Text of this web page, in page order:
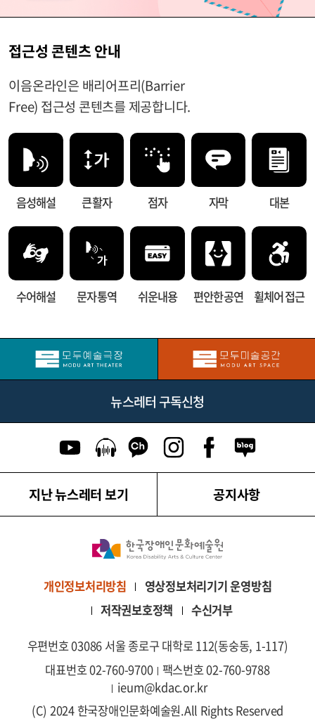
접근성 콘텐츠 안내
이음온라인은 배리어프리(Barrier
Free) 접근성 콘텐츠를 제공합니다.
음성해설 큰 활자 점자 자막 대본
수어해설 문자 통역 쉬운내용 편안한 공연 휠체어 접근
뉴스레터 구독신청
지난 뉴스레터 보기
카카오톡 채널 이동
유튜브 이동팟캐스트 이동 네이버블로
페이스북 이동
인스타그램 이동
공지사항
개인정보처리방침
영상정보처리기기 운영방침
저작권보호정책
수신거부
우편번호 03086 서울 종로구 대학로 112(동숭동, 1-117)
대표번호 02-760-9700 팩스번호 02-760-9788
ieum@kdac.or.kr
(C) 2024 한국장애인문화예술원.All Rights Reserved